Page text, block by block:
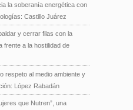
la soberanía energética con
Castillo Juárez
y cerrar filas con la
frente a la hostilidad de
respeto al medio ambiente y
López Rabadán
que Nutren”, una